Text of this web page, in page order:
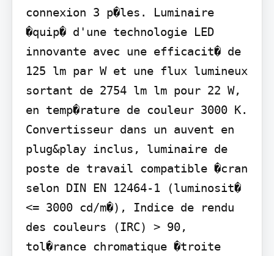
connexion 3 p�les. Luminaire
�quip� d'une technologie LED
innovante avec une efficacit� de
125 lm par W et une flux lumineux
sortant de 2754 lm lm pour 22 W,
en temp�rature de couleur 3000 K.
Convertisseur dans un auvent en
plug&play inclus, luminaire de
poste de travail compatible �cran
selon DIN EN 12464-1 (luminosit�
<= 3000 cd/m�), Indice de rendu
des couleurs (IRC) > 90,
tol�rance chromatique �troite